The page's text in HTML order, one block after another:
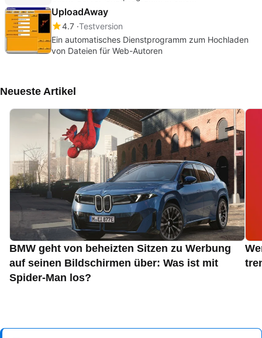
UploadAway
4.7 Testversion
Ein automatisches Dienstprogramm zum Hochladen
von Dateien für Web-Autoren
Neueste Artikel
BMW geht von beheizten Sitzen zu Werbung
auf seinen Bildschirmen über: Was ist mit
Spider-Man los?